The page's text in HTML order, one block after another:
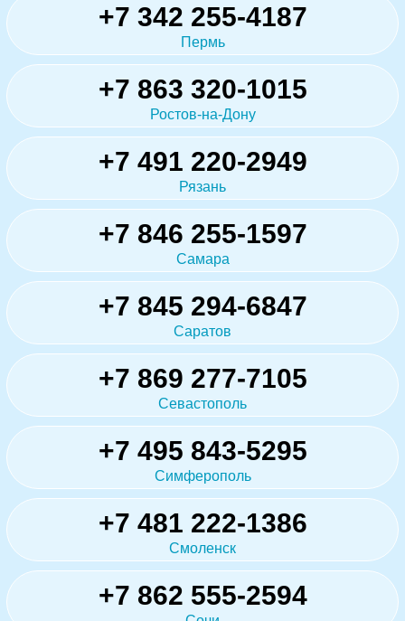
+7 342 255-4187
Пермь
+7 863 320-1015
Ростов-на-Дону
+7 491 220-2949
Рязань
+7 846 255-1597
Самара
+7 845 294-6847
Саратов
+7 869 277-7105
Севастополь
+7 495 843-5295
Симферополь
+7 481 222-1386
Смоленск
+7 862 555-2594